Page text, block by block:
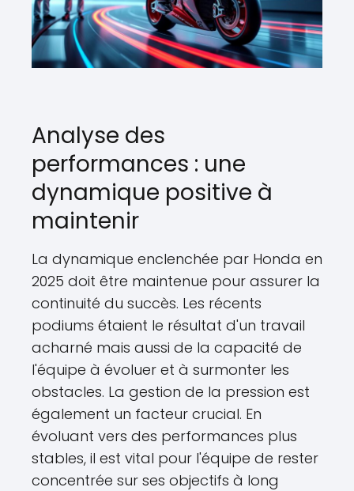
Analyse des
performances : une
dynamique positive à
maintenir
La dynamique enclenchée par Honda en
2025 doit être maintenue pour assurer la
continuité du succès. Les récents
podiums étaient le résultat d'un travail
acharné mais aussi de la capacité de
l'équipe à évoluer et à surmonter les
obstacles. La gestion de la pression est
également un facteur crucial. En
évoluant vers des performances plus
stables, il est vital pour l'équipe de rester
concentrée sur ses objectifs à long